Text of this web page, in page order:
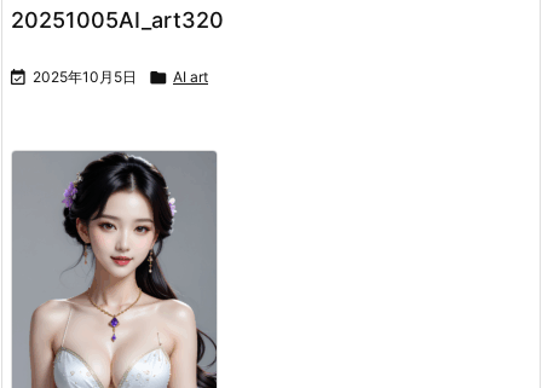
20251005AI_art320
 2025年10月5日  AI art